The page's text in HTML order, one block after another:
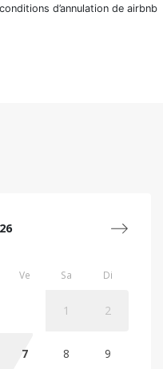
vous accueillir le
préparés avec des
d’annulation de airbnb
Ve Sa Di
1 2
7 8 9